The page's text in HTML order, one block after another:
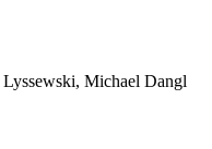
Michael Dangl